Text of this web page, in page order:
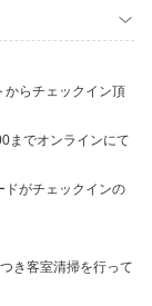
からチェックイン頂
までオンラインにて
ドがチェックインの
き客室清掃を行って